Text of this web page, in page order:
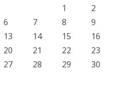
1
2
6 7 8
9
13 14 15
16
20 21 22
23
27 28 29
30